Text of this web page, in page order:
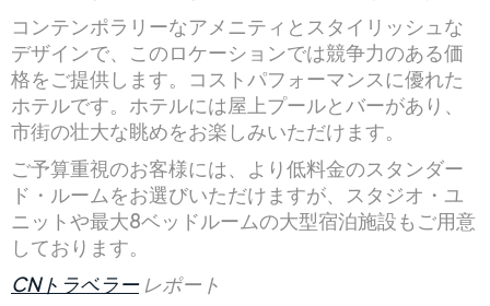
コンテンポラリーなアメニティとスタイリッシュな
デザインで、このロケーションでは競争力のある価
格をご提供します。コストパフォーマンスに優れた
ホテルです。ホテルには屋上プールとバーがあり、
市街の壮大な眺めをお楽しみいただけます。
ご予算重視のお客様には、より低料金のスタンダー
ド・ルームをお選びいただけますが、スタジオ・ユ
ニットや最大8ベッドルームの大型宿泊施設もご用意
しております。
CNトラベラー レポート